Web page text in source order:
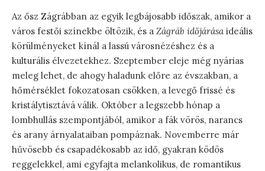
Az ősz Zágrábban az egyik legbájosabb időszak, amikor a
város festői színekbe öltözik, és a Zágráb időjárása ideális
körülményeket kínál a lassú városnézéshez és a
kulturális élvezetekhez. Szeptember eleje még nyárias
meleg lehet, de ahogy haladunk előre az évszakban, a
hőmérséklet fokozatosan csökken, a levegő frissé és
kristálytisztává válik. Október a legszebb hónap a
lombhullás szempontjából, amikor a fák vörös, narancs
és arany árnyalataiban pompáznak. Novemberre már
hűvösebb és csapadékosabb az idő, gyakran ködös
reggelekkel, ami egyfajta melankolikus, de romantikus